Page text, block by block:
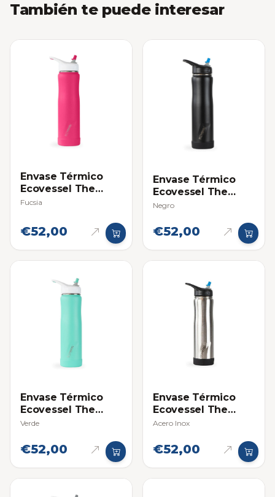
También te puede interesar
Envase Térmico
Ecovessel The
Summit 24oz
Fucsia
€52,00
Envase Térmico
Ecovessel The
Summit 24oz
Negro
€52,00
Envase Térmico
Ecovessel The
Summit 24oz
Verde
€52,00
Envase Térmico
Ecovessel The
Summit 24oz
Acero Inox
€52,00